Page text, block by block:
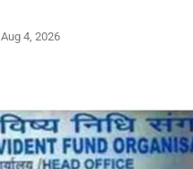
Aug 4, 2026